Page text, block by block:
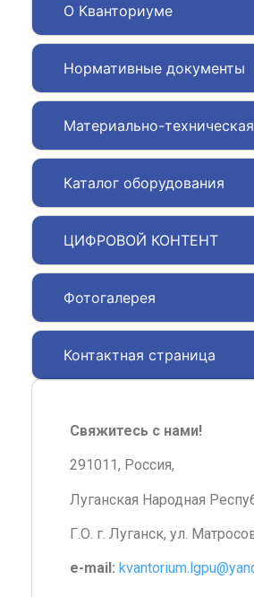
О Кванториуме
Нормативные документы
Материально-
Каталог оборудования
ЦИФРОВОЙ КОНТЕНТ
Фотогалерея
Контактная страница
Свяжитесь с нами!
291011, Россия,
Луганская Народная
Г.О. г. Луганск, ул.
e-mail: